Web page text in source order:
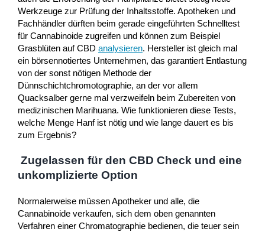
Werkzeuge zur Prüfung der Inhaltsstoffe. Apotheken und
Fachhändler dürften beim gerade eingeführten Schnelltest
für Cannabinoide zugreifen und können zum Beispiel
Grasblüten auf CBD analysieren. Hersteller ist gleich mal
ein börsennotiertes Unternehmen, das garantiert Entlastung
von der sonst nötigen Methode der
Dünnschichtchromotographie, an der vor allem
Quacksalber gerne mal verzweifeln beim Zubereiten von
medizinischen Marihuana. Wie funktionieren diese Tests,
welche Menge Hanf ist nötig und wie lange dauert es bis
zum Ergebnis?
Zugelassen für den CBD Check und eine
unkomplizierte Option
Normalerweise müssen Apotheker und alle, die
Cannabinoide verkaufen, sich dem oben genannten
Verfahren einer Chromatographie bedienen, die teuer sein